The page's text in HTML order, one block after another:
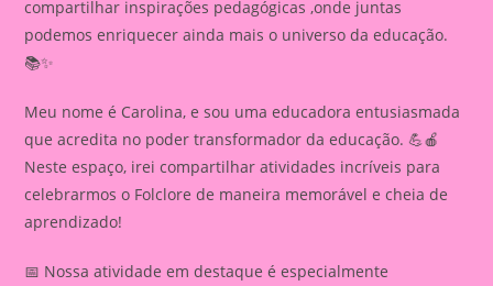
compartilhar inspirações pedagógicas ,onde juntas
podemos enriquecer ainda mais o universo da educação.
📚✨
Meu nome é Carolina, e sou uma educadora entusiasmada
que acredita no poder transformador da educação. 💪🍎
Neste espaço, irei compartilhar atividades incríveis para
celebrarmos o Folclore de maneira memorável e cheia de
aprendizado!
📅 Nossa atividade em destaque é especialmente